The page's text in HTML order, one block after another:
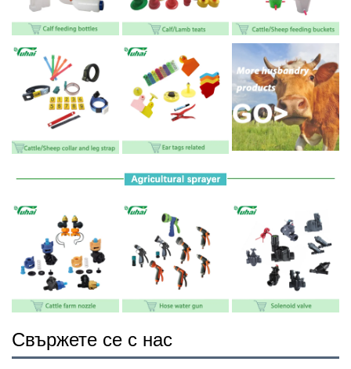
Свържете се с нас